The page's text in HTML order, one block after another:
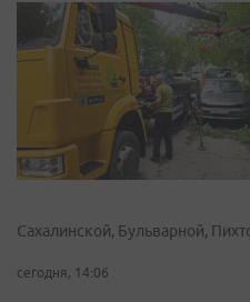
Сахалинской, Бульварной,
сегодня, 14:06